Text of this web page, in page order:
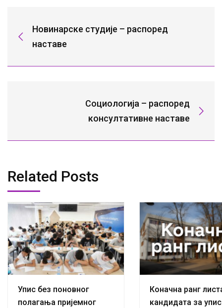
Новинарске студије – распоред
наставе
Социологија – распоред
консултативне наставе
Related Posts
Упис без поновног
полагања пријемног
Коначна ранг
кандидата за